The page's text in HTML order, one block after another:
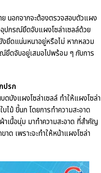
ย นอกจากจะต้องตรวจสอบตัวแผง
ปกรณ์ยึดจับแผงโซล่าเซลล์ด้วย
ยึดแน่นหนาอยู่หรือไม่ หากหลวม
ยึดจับอยู่เสมอไปพร้อม ๆ กับการ
ปรก
บังแผงโซล่าเซลล์ ทำให้แผงโซล่า
บไม้ ขี้นก โดยการทำความสะอาด
าเนื้อนุ่ม มาทำความสะอาด ที่สำคัญ
ด เพราะจะทำให้หน้าแผงโซล่า